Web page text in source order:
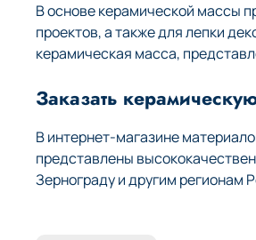
В основе керамической массы
проектов, а также для лепки
керамическая масса,
Заказать
В интернет-магазине
представлены
Зернограду и другим регионам